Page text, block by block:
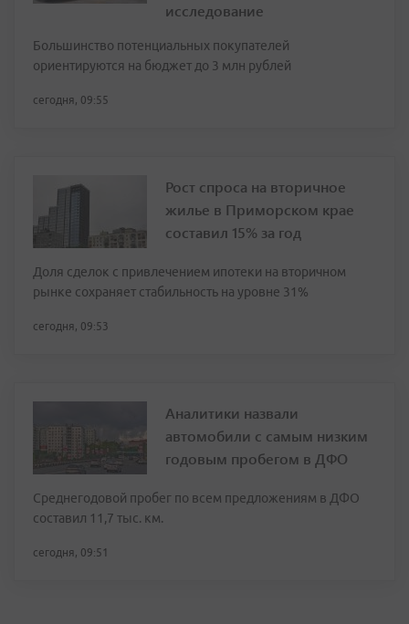
исследование
Большинство потенциальных покупателей
ориентируются на бюджет до 3 млн рублей
сегодня, 09:55
Рост спроса на вторичное
жилье в Приморском крае
составил 15% за год
Доля сделок с привлечением ипотеки на вторичном
рынке сохраняет стабильность на уровне 31%
сегодня, 09:53
Аналитики назвали
автомобили с самым низким
годовым пробегом в ДФО
Среднегодовой пробег по всем предложениям в ДФО
составил 11,7 тыс. км.
сегодня, 09:51